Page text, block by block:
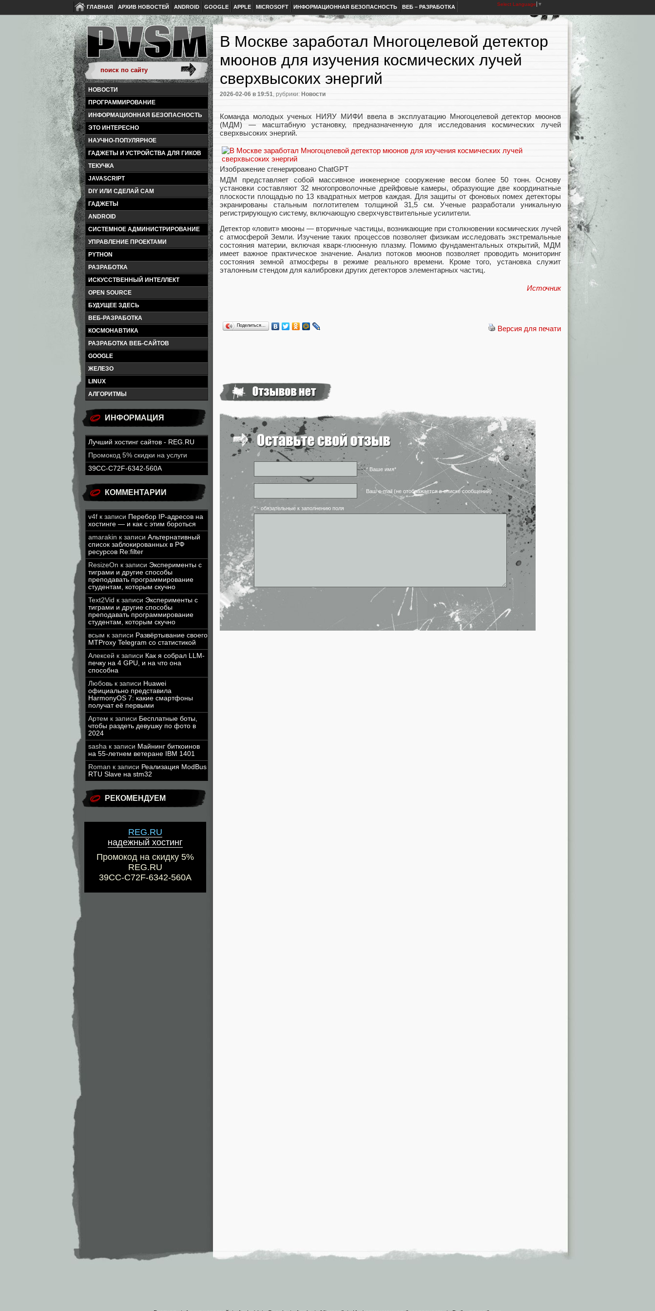
ГЛАВНАЯ АРХИВ НОВОСТЕЙ ANDROID GOOGLE APPLE MICROSOFT ИНФОРМАЦИОННАЯ БЕЗОПАСНОСТЬ ВЕБ – РАЗРАБОТКА Select Language ▼
НОВОСТИ
ПРОГРАММИРОВАНИЕ
ИНФОРМАЦИОННАЯ БЕЗОПАСНОСТЬ
ЭТО ИНТЕРЕСНО
НАУЧНО-ПОПУЛЯРНОЕ
ГАДЖЕТЫ И УСТРОЙСТВА ДЛЯ ГИКОВ
ТЕКУЧКА
JAVASCRIPT
DIY ИЛИ СДЕЛАЙ САМ
ГАДЖЕТЫ
ANDROID
СИСТЕМНОЕ АДМИНИСТРИРОВАНИЕ
УПРАВЛЕНИЕ ПРОЕКТАМИ
PYTHON
РАЗРАБОТКА
ИСКУССТВЕННЫЙ ИНТЕЛЛЕКТ
OPEN SOURCE
БУДУЩЕЕ ЗДЕСЬ
ВЕБ-РАЗРАБОТКА
КОСМОНАВТИКА
РАЗРАБОТКА ВЕБ-САЙТОВ
GOOGLE
ЖЕЛЕЗО
LINUX
АЛГОРИТМЫ
ИНФОРМАЦИЯ
Лучший хостинг сайтов - REG.RU
Промокод 5% скидки на услуги
39CC-C72F-6342-560A
КОММЕНТАРИИ
v4f к записи Перебор IP-адресов на
хостинге — и как с этим бороться
amarakin к записи Альтернативный
список заблокированных в РФ
ресурсов Re:filter
ResizeOn к записи Эксперименты с
тиграми и другие способы
преподавать программирование
студентам, которым скучно
Text2Vid к записи Эксперименты с
тиграми и другие способы
преподавать программирование
студентам, которым скучно
всым к записи Развёртывание своего
MTProxy Telegram со статистикой
Алексей к записи Как я собрал LLM-
печку на 4 GPU, и на что она
способна
Любовь к записи Huawei
официально представила
HarmonyOS 7: какие смартфоны
получат её первыми
Артем к записи Бесплатные боты,
чтобы раздеть девушку по фото в
2024
sasha к записи Майнинг биткоинов
на 55-летнем ветеране IBM 1401
Roman к записи Реализация ModBus
RTU Slave на stm32
РЕКОМЕНДУЕМ
REG.RU
надежный хостинг
Промокод на скидку 5%
REG.RU
39CC-C72F-6342-560A
В Москве заработал Многоцелевой детектор
мюонов для изучения космических лучей
сверхвысоких энергий
2026-02-06 в 19:51, рубрики: Новости
Команда молодых ученых НИЯУ МИФИ ввела в эксплуатацию Многоцелевой детектор мюонов
(МДМ) — масштабную установку, предназначенную для исследования космических лучей
сверхвысоких энергий.
Изображение сгенерировано ChatGPT
МДМ представляет собой массивное инженерное сооружение весом более 50 тонн. Основу
установки составляют 32 многопроволочные дрейфовые камеры, образующие две координатные
плоскости площадью по 13 квадратных метров каждая. Для защиты от фоновых помех детекторы
экранированы стальным поглотителем толщиной 31,5 см. Ученые разработали уникальную
регистрирующую систему, включающую сверхчувствительные усилители.
Детектор «ловит» мюоны — вторичные частицы, возникающие при столкновении космических лучей
с атмосферой Земли. Изучение таких процессов позволяет физикам исследовать экстремальные
состояния материи, включая кварк-глюонную плазму. Помимо фундаментальных открытий, МДМ
имеет важное практическое значение. Анализ потоков мюонов позволяет проводить мониторинг
состояния земной атмосферы в режиме реального времени. Кроме того, установка служит
эталонным стендом для калибровки других детекторов элементарных частиц.
Источник
Версия для печати
Поделиться…
* Ваше имя*
Ваш e-mail (не отображается в списке сообщений)
* - обязательные к заполнению поля